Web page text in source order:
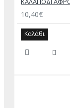
10,40€
Καλάθι